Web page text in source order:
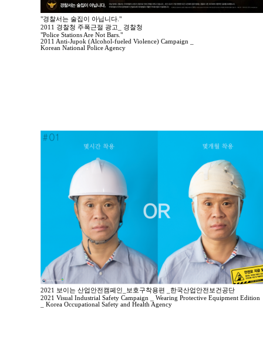
"경찰서는 술집이 아닙니다."
2011 경찰청 주폭근절 광고_ 경찰청
"Police Stations Are Not Bars."
2011 Anti-Jupok (Alcohol-fueled Violence) Campaign _
Korean National Police Agency
2021 보이는 산업안전캠페인_보호구착용편 _한국산업안전보건공단
2021 Visual Industrial Safety Campaign _ Wearing Protective Equipment Edition
_ Korea Occupational Safety and Health Agency